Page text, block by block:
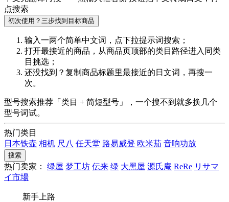
点搜索
初次使用？三步找到目标商品
输入一两个简单中文词，点下拉提示词搜索；
打开最接近的商品，从商品页顶部的类目路径进入同类
目挑选；
还没找到？复制商品标题里最接近的 日文词 ，再搜一
次。
型号搜索推荐「类目 + 简短型号」，一个搜不到就多换几个
型号词试。
热门类目
日本铁壶 相机 尺八 任天堂 路易威登 欧米茄 音响功放
搜索
热门卖家： 绿屋 梦工坊 伝来 绿 大黑屋 源氏庵 ReRe リサマ
イ市場
新手上路